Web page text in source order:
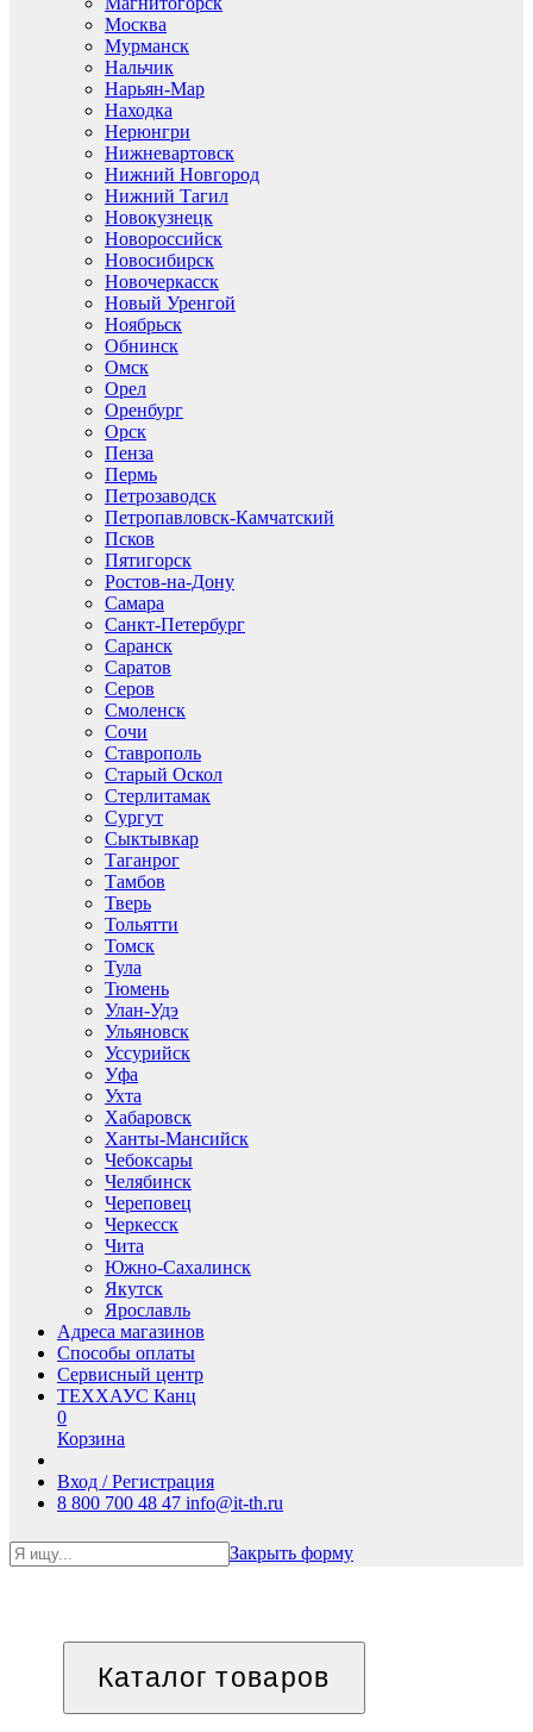
Москва
Мурманск
Нальчик
Нарьян-Мар
Находка
Нерюнгри
Нижневартовск
Нижний Новгород
Нижний Тагил
Новокузнецк
Новороссийск
Новосибирск
Новочеркасск
Новый Уренгой
Ноябрьск
Обнинск
Омск
Орел
Оренбург
Орск
Пенза
Пермь
Петрозаводск
Петропавловск-Камчатский
Псков
Пятигорск
Ростов-на-Дону
Самара
Санкт-Петербург
Саранск
Саратов
Серов
Смоленск
Сочи
Ставрополь
Старый Оскол
Стерлитамак
Сургут
Сыктывкар
Таганрог
Тамбов
Тверь
Тольятти
Томск
Тула
Тюмень
Улан-Удэ
Ульяновск
Уссурийск
Уфа
Ухта
Хабаровск
Ханты-Мансийск
Чебоксары
Челябинск
Череповец
Черкесск
Чита
Южно-Сахалинск
Якутск
Ярославль
Адреса магазинов
Способы оплаты
Сервисный центр
ТЕХХАУС Канц
0
Корзина
Вход / Регистрация
8 800 700 48 47 info@it-th.ru
Закрыть форму
Каталог товаров